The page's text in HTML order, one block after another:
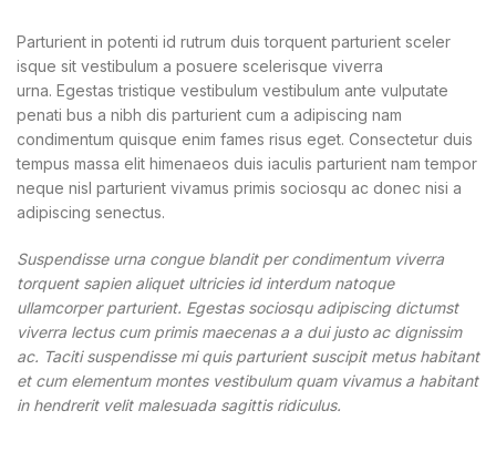
Parturient in potenti id rutrum duis torquent parturient sceler
isque sit vestibulum a posuere scelerisque viverra
urna. Egestas tristique vestibulum vestibulum ante vulputate
penati bus a nibh dis parturient cum a adipiscing nam
condimentum quisque enim fames risus eget. Consectetur duis
tempus massa elit himenaeos duis iaculis parturient nam tempor
neque nisl parturient vivamus primis sociosqu ac donec nisi a
adipiscing senectus.
Suspendisse urna congue blandit per condimentum viverra
torquent sapien aliquet ultricies id interdum natoque
ullamcorper parturient. Egestas sociosqu adipiscing dictumst
viverra lectus cum primis maecenas a a dui justo ac dignissim
ac. Taciti suspendisse mi quis parturient suscipit metus habitant
et cum elementum montes vestibulum quam vivamus a habitant
in hendrerit velit malesuada sagittis ridiculus.